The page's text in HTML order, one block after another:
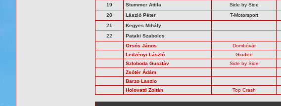
19
Stummer Attila Side by Side
20
László Péter T-Motorsport
21
Kegyes Mihály
22
Pataki Szabolcs
Orsós János
Dombóvár
Ledzényi László
Giudice
Szloboda Gusztáv
Side by Side
Zsótér Ádám
Barzo Laszlo
Holovatti Zoltán
Top Crash